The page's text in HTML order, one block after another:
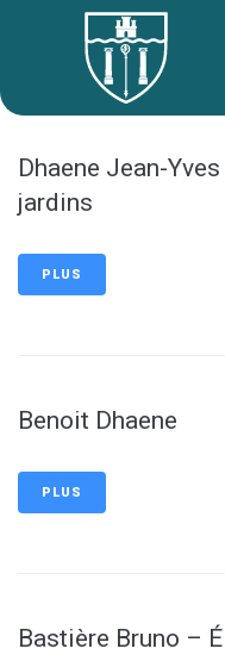
Dhaene Jean-
jardins
PLUS
Benoit Dhaene
PLUS
Bastière Bruno –